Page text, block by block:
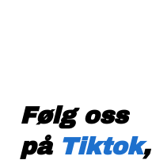
Følg oss
på Tiktok,